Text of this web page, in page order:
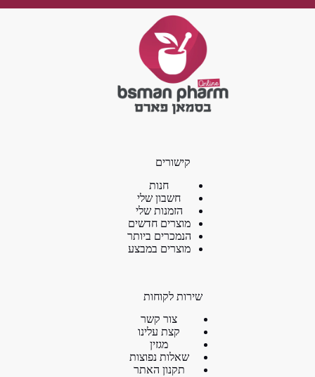
קישורים
חנות
חשבון שלי
הזמנות שלי
מוצרים חדשים
הנמכרים ביותר
מוצרים במבצע
שירות לקוחות
צור קשר
קצת עלינו
מגזין
שאלות נפוצות
תקנון האתר